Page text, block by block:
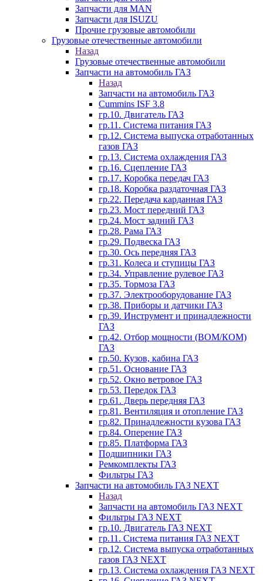
Запчасти для MAN
Запчасти для ISUZU
Прочие грузовые автомобили
Грузовые отечественные автомобили
Назад
Грузовые отечественные автомобили
Запчасти на автомобиль ГАЗ
Назад
Запчасти на автомобиль ГАЗ
Cummins ISF 3.8
гр.10. Двигатель ГАЗ
гр.11. Система питания ГАЗ
гр.12. Система выпуска отработанных
газов ГАЗ
гр.13. Система охлаждения ГАЗ
гр.16. Сцепление ГАЗ
гр.17. Коробка передач ГАЗ
гр.18. Коробка раздаточная ГАЗ
гр.22. Передача карданная ГАЗ
гр.23. Мост передний ГАЗ
гр.24. Мост задний ГАЗ
гр.28. Рама ГАЗ
гр.29. Подвеска ГАЗ
гр.30. Ось передняя ГАЗ
гр.31. Колеса и ступицы ГАЗ
гр.34. Управление рулевое ГАЗ
гр.35. Тормоза ГАЗ
гр.37. Электрооборудование ГАЗ
гр.38. Приборы и датчики ГАЗ
гр.39. Инструмент и принадлежности
ГАЗ
гр.42. Отбор мощности (ВОМ/КОМ)
ГАЗ
гр.50. Кузов, кабина ГАЗ
гр.51. Основание ГАЗ
гр.52. Окно ветровое ГАЗ
гр.53. Передок ГАЗ
гр.61. Дверь передняя ГАЗ
гр.81. Вентиляция и отопление ГАЗ
гр.82. Принадлежности кузова ГАЗ
гр.84. Оперение ГАЗ
гр.85. Платформа ГАЗ
Подшипники ГАЗ
Ремкомплекты ГАЗ
Фильтры ГАЗ
Запчасти на автомобиль ГАЗ NEXT
Назад
Запчасти на автомобиль ГАЗ NEXT
Фильтры ГАЗ NEXT
гр.10. Двигатель ГАЗ NEXT
гр.11. Система питания ГАЗ NEXT
гр.12. Система выпуска отработанных
газов ГАЗ NEXT
гр.13. Система охлаждения ГАЗ NEXT